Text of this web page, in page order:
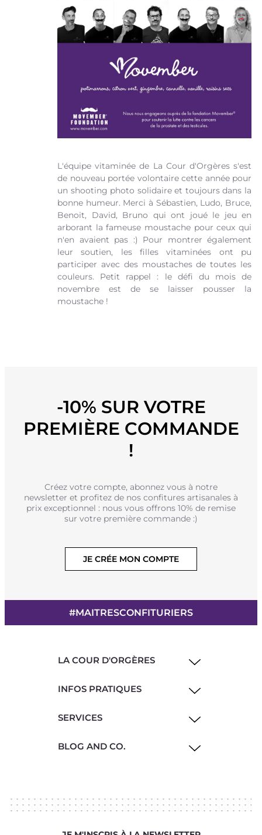
L'équipe vitaminée de La Cour d'Orgères s'est
de nouveau portée volontaire cette année pour
un shooting photo solidaire et toujours dans la
bonne humeur. Merci à Sébastien, Ludo, Bruce,
Benoit, David, Bruno qui ont joué le jeu en
arborant la fameuse moustache pour ceux qui
n'en avaient pas :) Pour montrer également
leur soutien, les filles vitaminées ont pu
participer avec des moustaches de toutes les
couleurs. Petit rappel : le défi du mois de
novembre est de se laisser pousser la
moustache !
-10% SUR VOTRE
PREMIÈRE COMMANDE
!
Créez votre compte, abonnez vous à notre
newsletter et profitez de nos confitures artisanales à
prix exceptionnel : nous vous offrons 10% de remise
sur votre première commande :)
JE CRÉE MON COMPTE
#MAITRESCONFITURIERS
LA COUR D'ORGÈRES
INFOS PRATIQUES
SERVICES
BLOG AND CO.